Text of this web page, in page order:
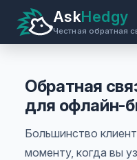
AskHedgy
Честная обратная
Обратная
для офлайн-
Большинство
моменту, когда вы